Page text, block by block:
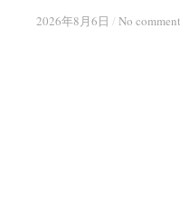
2026年8月6日 / No
2026年8月6日 / No